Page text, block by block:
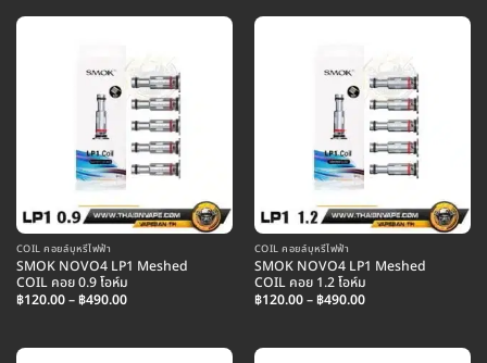
฿340.00
COIL คอยล์บุหรี่ไฟฟ้า
SMOK NOVO4 LP1 Meshed
COIL คอย 0.9 โอห์ม
฿120.00–฿490.00Price
฿490.00
COIL คอยล์บุหรี่ไฟฟ้า
SMOK NOVO4 LP1 Meshed
COIL คอย 1.2 โอห์ม
฿120.00–฿490.00Price
฿490.00